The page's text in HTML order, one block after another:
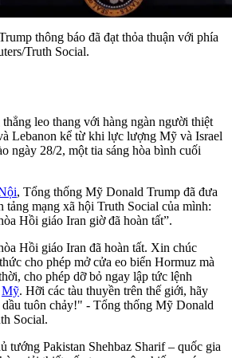
thông báo đã đạt thỏa thuận với phía
Truth Social.
leo thang với hàng ngàn người thiệt
Lebanon kể từ khi lực lượng Mỹ và Israel
ngày 28/2, một tia sáng hòa bình cuối
, Tổng thống Mỹ Donald Trump đã đưa
tảng mạng xã hội Truth Social của mình:
Hồi giáo Iran giờ đã hoàn tất”.
Hồi giáo Iran đã hoàn tất. Xin chúc
cho phép mở cửa eo biển Hormuz mà
cho phép dỡ bỏ ngay lập tức lệnh
Mỹ. Hỡi các tàu thuyền trên thế giới, hãy
tuôn chảy!" - Tổng thống Mỹ Donald
Social.
tướng Pakistan Shehbaz Sharif – quốc gia